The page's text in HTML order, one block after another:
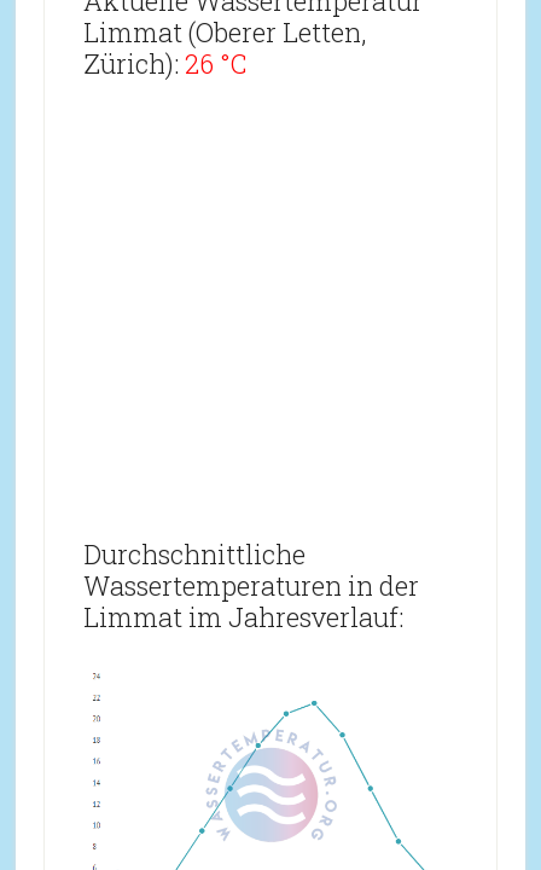
Limmat (Oberer Letten,
Zürich): 26 °C
Durchschnittliche
Wassertemperaturen in der
Limmat im Jahresverlauf: